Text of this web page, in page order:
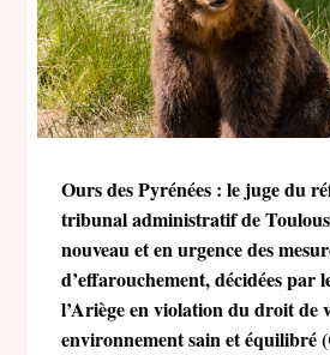
Ours des Pyrénées : le juge du
tribunal administratif de
nouveau et en urgence des
d’effarouchement, décidées par
l’Ariège en violation du droit de
environnement sain et équilibré